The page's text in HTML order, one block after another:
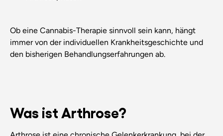
Ob eine Cannabis-Therapie sinnvoll sein kann, hängt
immer von der individuellen Krankheitsgeschichte und
den bisherigen Behandlungserfahrungen ab.
Was ist Arthrose?